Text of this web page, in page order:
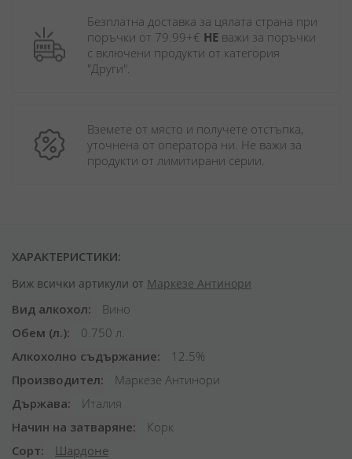
Безплатна доставка за цялата страна при
поръчки от 79.99+€ НЕ важи за поръчки
с включени продукти от категория
"Други".
Вземете от място и получете отстъпка,
уточнена от оператора ни. Не важи за
продукти от лимитирани серии.
ХАРАКТЕРИСТИКИ:
Виж всички артикули от Маркезе Антинори
Вид алкохол
Вино
Обем (л.)
0.750 л.
Алкохолно съдържание
12.5%
Производител
Маркезе Антинори
Държава
Италия
Начин на затваряне
Корк
Сорт
Шардоне